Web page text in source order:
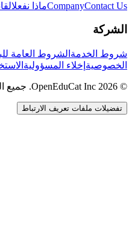
CompanyContact Us ماذا نفعل
الشركة
شروط الخدمة الشروط العامة
الخصوصية إخلاء المسؤولية
© 2026 OpenEduCat Inc. جميع الحقوق محفوظة.
تفضيلات ملفات تعريف الارتباط